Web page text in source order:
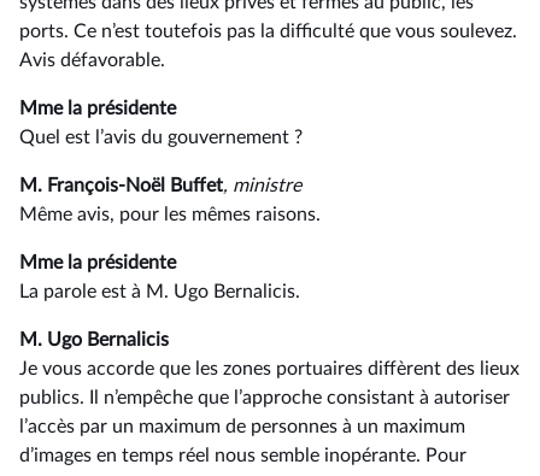
ports. Ce n’est toutefois pas la difficulté que vous soulevez.
Avis défavorable.
Mme la présidente
Quel est l’avis du gouvernement ?
M. François-Noël Buffet, ministre
Même avis, pour les mêmes raisons.
Mme la présidente
La parole est à M. Ugo Bernalicis.
M. Ugo Bernalicis
Je vous accorde que les zones portuaires diffèrent des lieux
publics. Il n’empêche que l’approche consistant à autoriser
l’accès par un maximum de personnes à un maximum
d’images en temps réel nous semble inopérante. Pour